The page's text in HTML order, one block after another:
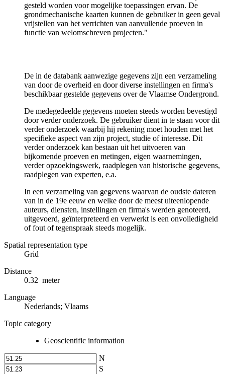
gesteld worden voor mogelijke toepassingen ervan. De
grondmechanische kaarten kunnen de gebruiker in geen geval
vrijstellen van het verrichten van aanvullende proeven in
functie van welomschreven projecten."
De in de databank aanwezige gegevens zijn een verzameling
van door de overheid en door diverse instellingen en firma's
beschikbaar gestelde gegevens over de Vlaamse Ondergrond.
De medegedeelde gegevens moeten steeds worden bevestigd
door verder onderzoek. De gebruiker dient in te staan voor dit
verder onderzoek waarbij hij rekening moet houden met het
specifieke aspect van zijn project, studie of interesse. Dit
verder onderzoek kan bestaan uit het uitvoeren van
bijkomende proeven en metingen, eigen waarnemingen,
verder opzoekingswerk, raadplegen van historische gegevens,
raadplegen van experten, e.a.
In een verzameling van gegevens waarvan de oudste dateren
van in de 19e eeuw en welke door de meest uiteenlopende
auteurs, diensten, instellingen en firma's werden genoteerd,
uitgevoerd, geïnterpreteerd en verwerkt is een onvolledigheid
of fout of tegenspraak steeds mogelijk.
Spatial representation type
Grid
Distance
0.32 meter
Language
Nederlands; Vlaams
Topic category
Geoscientific information
N
S